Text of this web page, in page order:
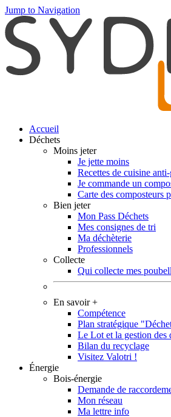
Jump to Navigation
Accueil
Déchets
Moins jeter
Je jette moins
Recettes de cuisine
Je commande un
Carte des composteurs
Bien jeter
Mon Pass Déchets
Mes consignes de tri
Ma déchèterie
Professionnels
Collecte
Qui collecte mes
En savoir +
Compétence
Plan stratégique
Le Lot et la gestion des
Bilan du recyclage
Visitez Valotri !
Énergie
Bois-énergie
Demande de
Mon réseau
Ma lettre info